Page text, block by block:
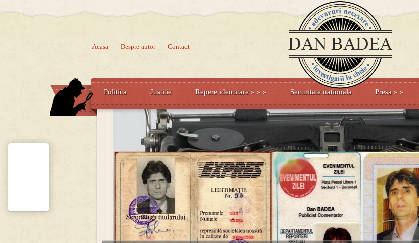
Acasa Despre autor Contact
Politica Justitie Repere identitare » » » Securitate nationala Presa » »